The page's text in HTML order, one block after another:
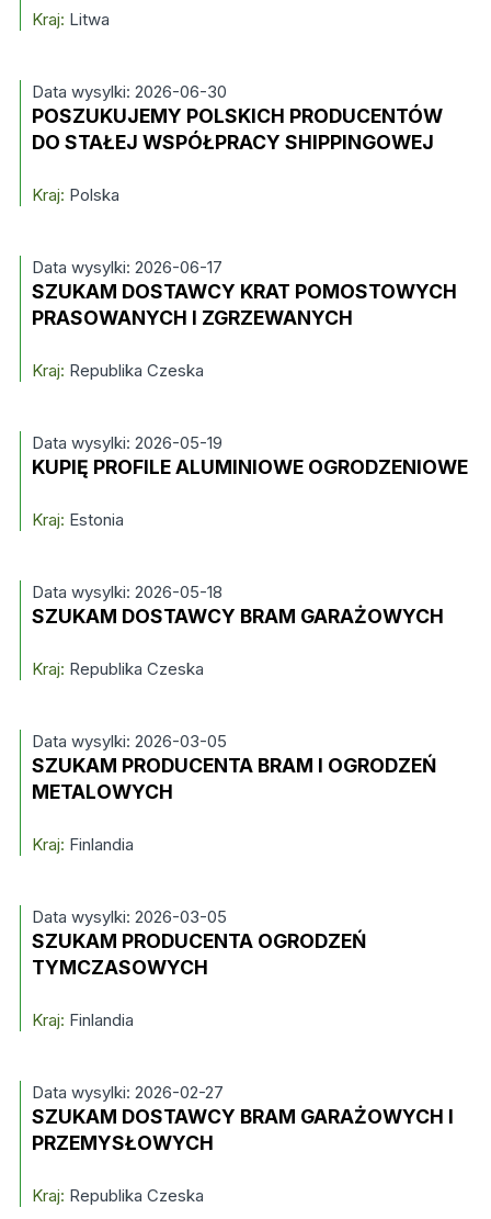
Kraj: Litwa
Data wysylki: 2026-06-30
POSZUKUJEMY POLSKICH PRODUCENTÓW
DO STAŁEJ WSPÓŁPRACY SHIPPINGOWEJ
Kraj: Polska
Data wysylki: 2026-06-17
SZUKAM DOSTAWCY KRAT POMOSTOWYCH
PRASOWANYCH I ZGRZEWANYCH
Kraj: Republika Czeska
Data wysylki: 2026-05-19
KUPIĘ PROFILE ALUMINIOWE OGRODZENIOWE
Kraj: Estonia
Data wysylki: 2026-05-18
SZUKAM DOSTAWCY BRAM GARAŻOWYCH
Kraj: Republika Czeska
Data wysylki: 2026-03-05
SZUKAM PRODUCENTA BRAM I OGRODZEŃ
METALOWYCH
Kraj: Finlandia
Data wysylki: 2026-03-05
SZUKAM PRODUCENTA OGRODZEŃ
TYMCZASOWYCH
Kraj: Finlandia
Data wysylki: 2026-02-27
SZUKAM DOSTAWCY BRAM GARAŻOWYCH I
PRZEMYSŁOWYCH
Kraj: Republika Czeska